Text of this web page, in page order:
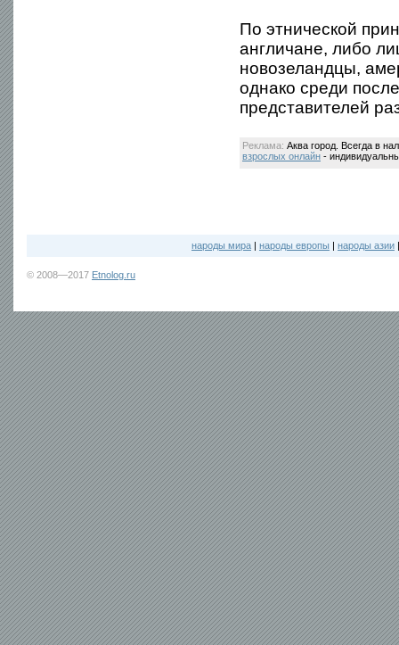
По этнической
англичане, либо
новозеландцы,
однако среди
представителей
Реклама: Аква город. Всегда в
взрослых онлайн -
народы мира | народы европы | народы азии
© 2008—2017 Etnolog.ru